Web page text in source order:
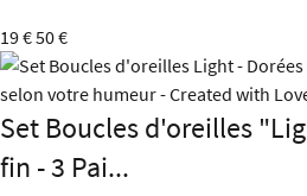
19 €50 €
Set Boucles d'oreilles
fin - 3 Pai...